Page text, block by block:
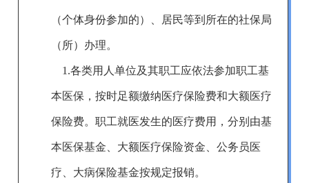
（个体身份参加的） 居民等到所在的社保局
（所）办理。
1.各类用人单位及其职工应依法参加职工基
本医保，按时足额缴纳医疗保险费和大额医疗
保险费。职工就医发生的医疗费用，分别由基
本医保基金、大额医疗保险资金、公务员医
疗、大病保险基金按规定报销。